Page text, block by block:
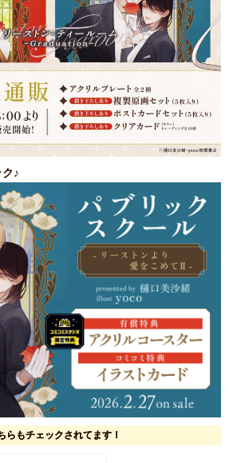
♪
らもチェックされてます！